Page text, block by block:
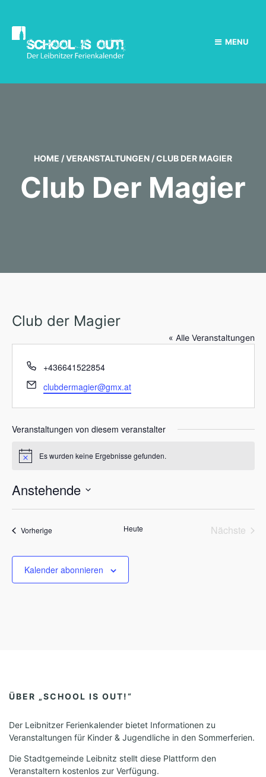
MENU
HOME /VERANSTALTUNGEN /CLUB DER MAGIER
Club Der Magier
Club der Magier
« Alle Veranstaltungen
T
l
o
+436641522854
E
m
a
clubdermagier@gmx.at
Veranstaltungen von diesem veranstalter
H
w
e
i
Es wurden keine Ergebnisse gefunden.
Anstehende
t
m
ä
VorherigeVeranstaltungen Heute
Nächste
Kalender abonnieren
ÜBER „SCHOOL IS OUT!“
Der Leibnitzer Ferienkalender bietet Informationen zu
Veranstaltungen für Kinder & Jugendliche in den Sommerferien.
Die Stadtgemeinde Leibnitz stellt diese Plattform den
Veranstaltern kostenlos zur Verfügung.